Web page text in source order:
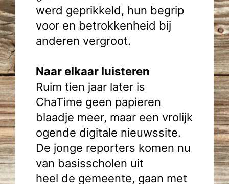
werd geprikkeld, hun begrip
voor en betrokkenheid bij
anderen vergroot.
Naar elkaar luisteren
Ruim tien jaar later is
ChaTime geen papieren
blaadje meer, maar een vrolijk
ogende digitale nieuwssite.
De jonge reporters komen nu
van basisscholen uit
heel de gemeente, gaan met